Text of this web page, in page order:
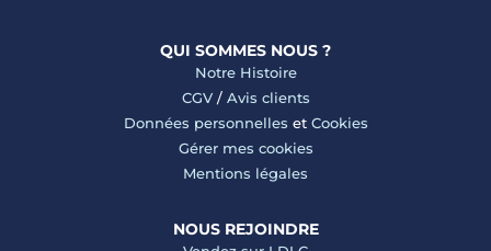
QUI SOMMES NOUS ?
Notre Histoire
CGV/ Avis clients
Données personnelles et Cookies
Gérer mes cookies
Mentions légales
NOUS REJOINDRE